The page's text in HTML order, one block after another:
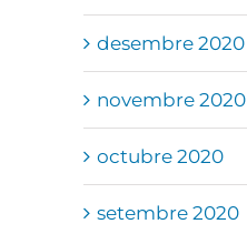
desembre 2020
novembre 2020
octubre 2020
setembre 2020